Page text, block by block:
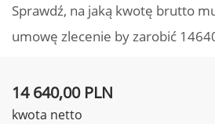
Sprawdź, na jaką kwotę brutto
umowę zlecenie by zarobić
14 640,00 PLN
kwota netto